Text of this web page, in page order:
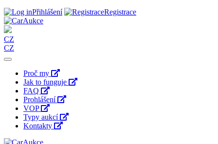
Přihlášení Registrace
CZ
CZ
Proč my
Jak to funguje
FAQ
Prohlášení
VOP
Typy aukcí
Kontakty